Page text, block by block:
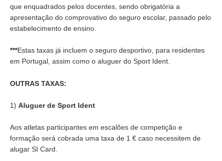
que enquadrados pelos docentes, sendo obrigatória a
apresentação do comprovativo do seguro escolar, passado pelo
estabelecimento de ensino.
***Estas taxas já incluem o seguro desportivo, para residentes
em Portugal, assim como o aluguer do Sport Ident.
OUTRAS TAXAS:
1) Aluguer de Sport Ident
Aos atletas participantes em escalões de competição e
formação será cobrada uma taxa de 1 € caso necessitem de
alugar SI Card.